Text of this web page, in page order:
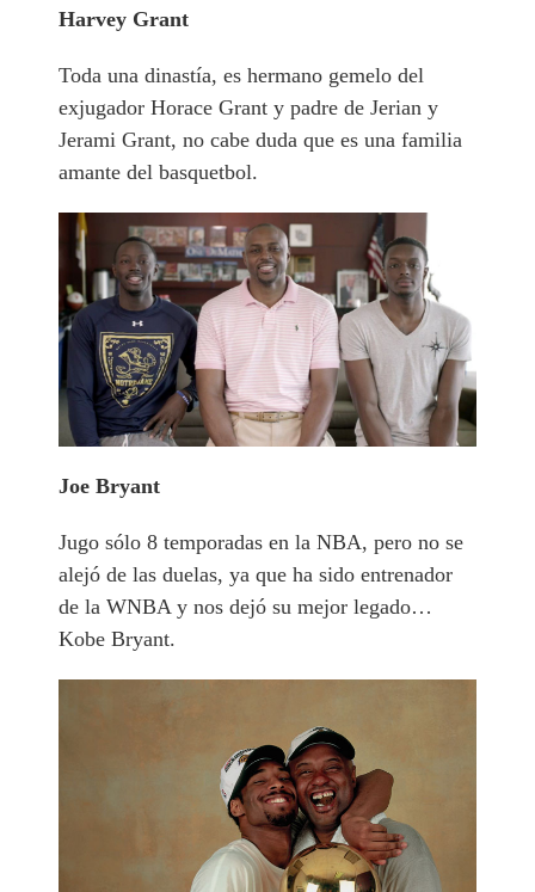
Harvey Grant
Toda una dinastía, es hermano gemelo del
exjugador Horace Grant y padre de Jerian y
Jerami Grant, no cabe duda que es una familia
amante del basquetbol.
Joe Bryant
Jugo sólo 8 temporadas en la NBA, pero no se
alejó de las duelas, ya que ha sido entrenador
de la WNBA y nos dejó su mejor legado…
Kobe Bryant.